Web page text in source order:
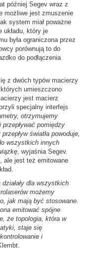
później Segev wraz z
możliwe jest zmuszenie
system miał poważne
układu, który je
była ograniczona przez
porównują to do
do podłączenia
z dwóch typów macierzy
umieszczono
jest macierz
specjalny interfejs
otrzymujemy
pomiędzy
światła powoduje,
wszystkich innych
, wyjaśnia Segev.
ale jest też emitowane
dla wszystkich
możemy
jak mają być stosowane.
emitować spójne
że topologia, która w
staje się
i